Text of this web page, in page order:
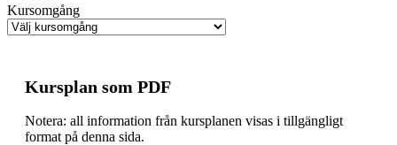
Kursomgång
Kursplan som PDF
Notera: all information från kursplanen visas i tillgängligt
format på denna sida.